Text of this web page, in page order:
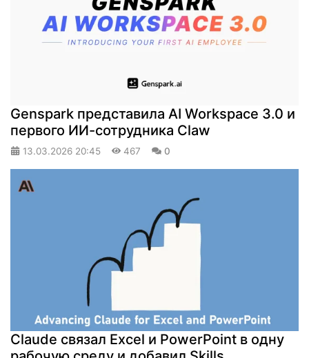
Genspark представила AI Workspace 3.0 и
первого ИИ-сотрудника Claw
13.03.2026 20:45 467 0
Claude связал Excel и PowerPoint в одну